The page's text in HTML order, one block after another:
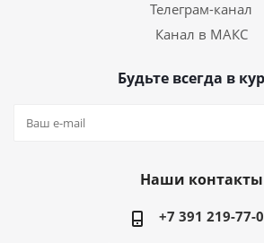
Телеграм-канал
Канал в МАКС
Будьте всегда в
Наши контакты
+7 391 219-77-